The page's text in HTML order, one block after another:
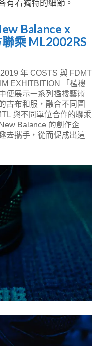
有着獨特的細節。
Balance x
乘 ML2002RS
年 COSTS 與 FDMT
EXHITBITION 「襤褸
便展示一系列襤褸藝術
古布和服，融合不同圖
與不同單位合作的聯乘
Balance 的創作企
去攜手，從而促成出這